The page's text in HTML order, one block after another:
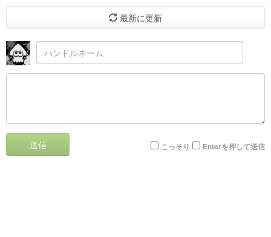
最新に更新
送信 こっそり Enterを押して送信